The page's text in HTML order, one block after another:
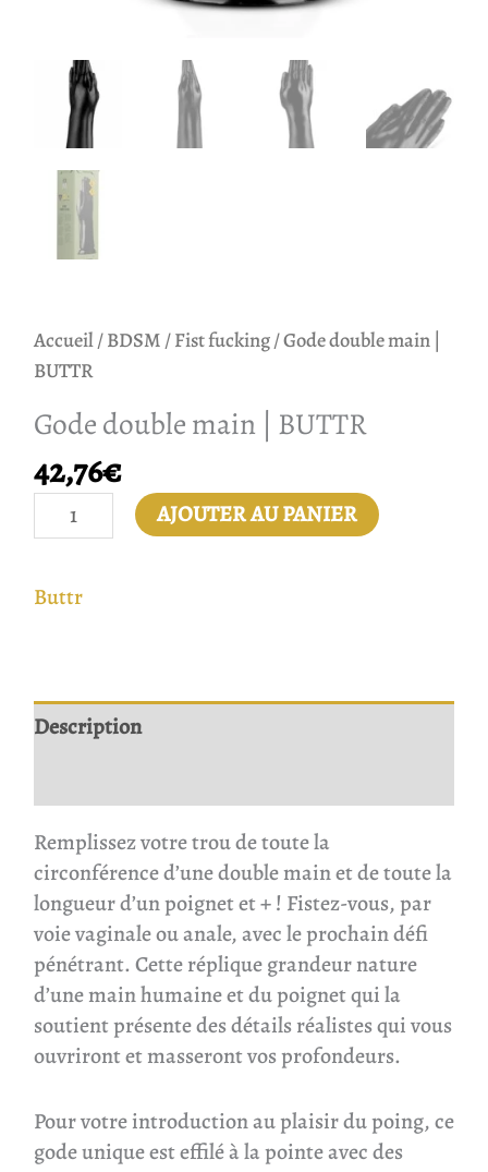
Accueil/BDSM /Fist fucking/ Gode double main |
BUTTR
Gode double main | BUTTR
42,76€
AJOUTER AU PANIER
Buttr
Description
Remplissez votre trou de toute la
circonférence d’une double main et de toute la
longueur d’un poignet et + ! Fistez-vous, par
voie vaginale ou anale, avec le prochain défi
pénétrant. Cette réplique grandeur nature
d’une main humaine et du poignet qui la
soutient présente des détails réalistes qui vous
ouvriront et masseront vos profondeurs.
Pour votre introduction au plaisir du poing, ce
gode unique est effilé à la pointe avec des